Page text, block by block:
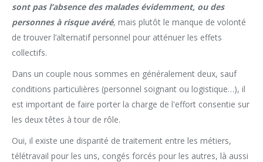
sont pas l’absence des malades évidemment, ou des
personnes à risque avéré, mais plutôt le manque de volonté
de trouver l’alternatif personnel pour atténuer les effets
collectifs.
Dans un couple nous sommes en généralement deux, sauf
conditions particulières (personnel soignant ou logistique…), il
est important de faire porter la charge de l'effort consentie sur
les deux têtes à tour de rôle.
Oui, il existe une disparité de traitement entre les métiers,
télétravail pour les uns, congés forcés pour les autres, là aussi